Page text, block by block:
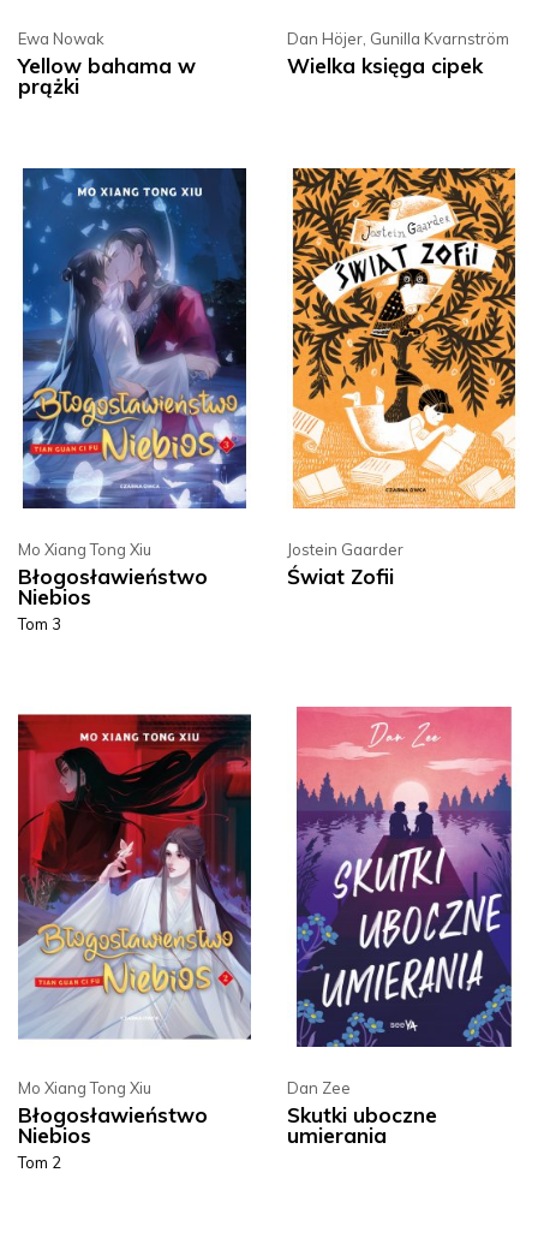
Ewa Nowak
Yellow bahama w
prążki
Dan Höjer Gunilla Kvarnström
Wielka księga cipek
Mo Xiang Tong Xiu
Błogosławieństwo
Niebios
Tom 3
Jostein Gaarder
Świat Zofii
Mo Xiang Tong Xiu
Błogosławieństwo
Niebios
Tom 2
Dan Zee
Skutki uboczne
umierania